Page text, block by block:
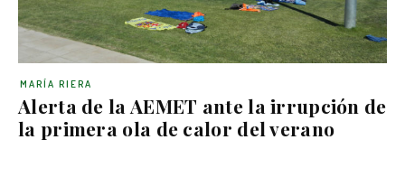
Alerta de la AEMET ante la irrupción de
la primera ola de calor del verano
MARÍA RIERA